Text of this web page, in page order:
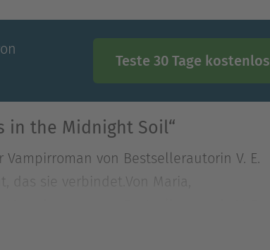
Teste 30 Tage kostenlos
in the Midnight Soil“
von Bestsellerautorin V. E.
das sie verbindet.Von Maria,
das sie verbindet.Von Maria, die im Jahre